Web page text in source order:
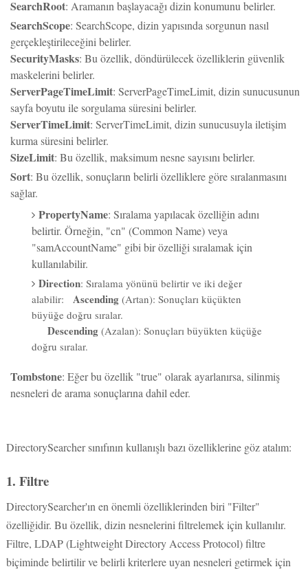
SearchScope : SearchScope, dizin yapısında sorgunun nasıl
gerçekleştirileceğini belirler.
SecurityMasks: Bu özellik, döndürülecek özelliklerin güvenlik
maskelerini belirler.
ServerPageTimeLimit
sayfa boyutu ile sorgulama süresini belirler.
ServerTimeLimit: ServerTimeLimit, dizin sunucusuyla iletişim
kurma süresini belirler.
SizeLimit: Bu özellik, maksimum nesne sayısını belirler.
Sort: Bu özellik, sonuçların belirli özelliklere göre sıralanmasını
sağlar.
belirtir. Örneğin, "cn" (Common Name) veya
"samAccountName" gibi bir özelliği sıralamak için
kullanılabilir.
Direction: Sıralama yönünü belirtir ve iki değer
alabilir:Ascending(Artan): Sonuçları küçükten
büyüğe doğru sıralar.
Descending(Azalan): Sonuçları büyükten küçüğe
doğru sıralar.
nesneleri de arama sonuçlarına dahil eder.
özelliğidir. Bu özellik, dizin nesnelerini filtrelemek için kullanılır.
Filtre, LDAP (Lightweight Directory Access Protocol) filtre
biçiminde belirtilir ve belirli kriterlere uyan nesneleri getirmek için
kullanılır.